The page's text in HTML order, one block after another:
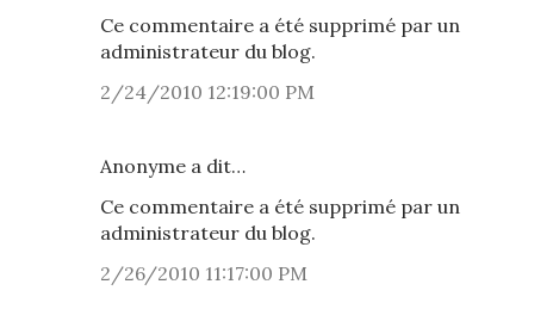
Ce commentaire a été supprimé par un
administrateur du blog.
2/24/2010 12:19:00 PM
Anonyme a dit…
Ce commentaire a été supprimé par un
administrateur du blog.
2/26/2010 11:17:00 PM